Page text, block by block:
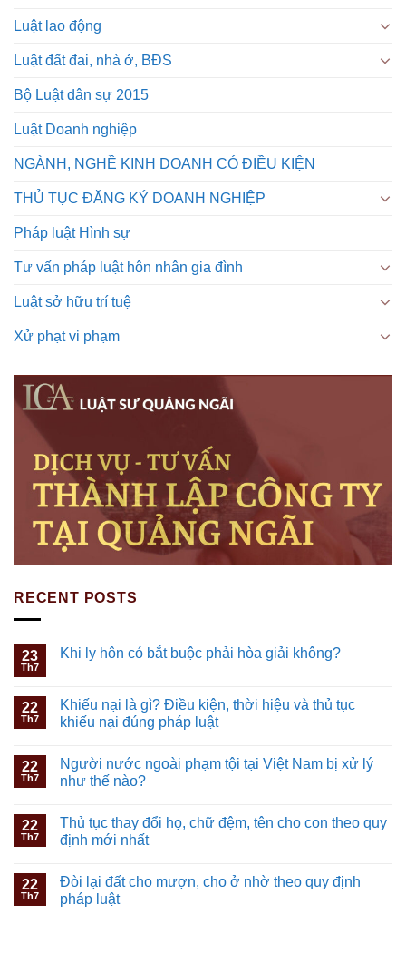
Luật lao động
Luật đất đai, nhà ở, BĐS
Bộ Luật dân sự 2015
Luật Doanh nghiệp
NGÀNH, NGHỀ KINH DOANH CÓ ĐIỀU KIỆN
THỦ TỤC ĐĂNG KÝ DOANH NGHIỆP
Pháp luật Hình sự
Tư vấn pháp luật hôn nhân gia đình
Luật sở hữu trí tuệ
Xử phạt vi phạm
RECENT POSTS
23
Th7
Khi ly hôn có bắt buộc phải hòa giải không?
22
Th7
Khiếu nại là gì? Điều kiện, thời hiệu và thủ tục
khiếu nại đúng pháp luật
22
Th7
Người nước ngoài phạm tội tại Việt Nam bị xử lý
như thế nào?
22
Th7
Thủ tục thay đổi họ, chữ đệm, tên cho con theo quy
định mới nhất
22
Th7
Đòi lại đất cho mượn, cho ở nhờ theo quy định
pháp luật